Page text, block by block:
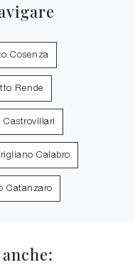
Cosenza
Rende
Castrovillari
Calabro
Catanzaro